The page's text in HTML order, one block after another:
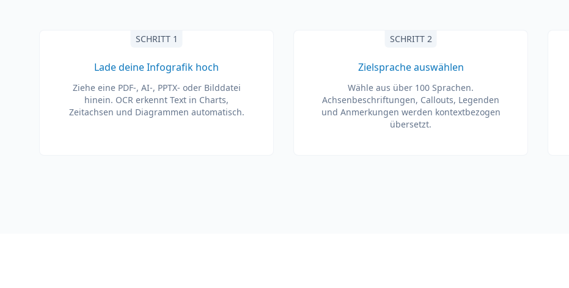
SCHRITT 1
Lade deine Infografik hoch
Ziehe eine PDF-, AI-, PPTX- oder Bilddatei
hinein. OCR erkennt Text in Charts,
Zeitachsen und Diagrammen automatisch.
SCHRITT 2
Zielsprache auswählen
Wähle aus über 100 Sprachen.
Achsenbeschriftungen, Callouts, Legenden
und Anmerkungen werden kontextbezogen
übersetzt.